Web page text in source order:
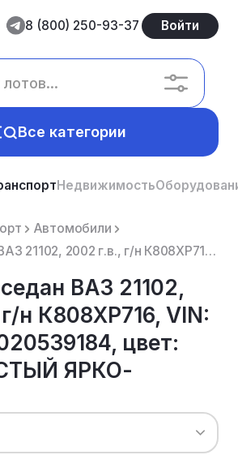
8 (800) 250-93-37 Войти
Все категории
Недвижимость
Автомобили
Легковой седан ВАЗ 21102, 2002 г.в., г/н К808ХР716, VIN: XTA21102020539184, цвет: СЕРЕБРИСТЫЙ ЯРКО-С...
ВАЗ 21102,
н К808ХР716, VIN:
цвет:
ЯРКО-